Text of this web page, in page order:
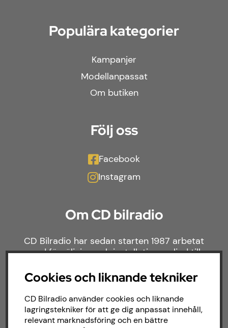
Populära kategorier
Kampanjer
Modellanpassat
Om butiken
Följ oss
Facebook
Instagram
Om CD bilradio
CD Bilradio har sedan starten 1987 arbetat
med försäljning och installation av ljud till
brett sortiment av billjud till alla typer av
bilmärken och behov.
Cookies och liknande tekniker
CD Bilradio använder cookies och liknande
lagringstekniker för att ge dig anpassat innehåll,
relevant marknadsföring och en bättre